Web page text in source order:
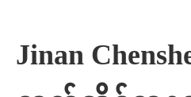
Jinan